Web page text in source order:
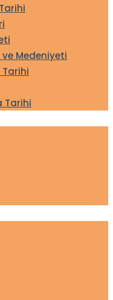
Medeniyeti
Tarihi
Tarihi